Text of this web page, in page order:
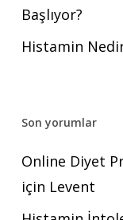
Başlıyor?
Histamin
Son yorumlar
Online Diyet
için Levent